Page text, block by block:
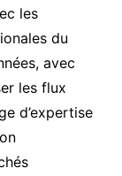
les
du
avec
les flux
d’expertise